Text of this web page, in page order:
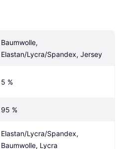
Baumwolle,
Elastan/Lycra/Spandex, Jersey
5 %
95 %
Elastan/Lycra/Spandex,
Baumwolle, Lycra